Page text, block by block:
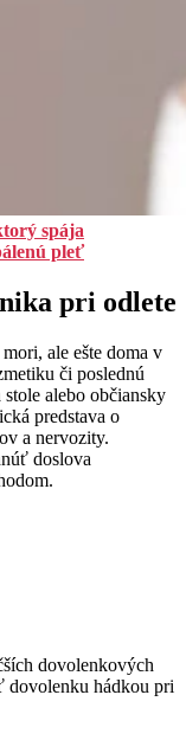
spája
pleť
pri odlete
ale ešte doma v
či poslednú
stole alebo občiansky
predstava o
a nervozity.
doslova
dovolenkových
dovolenku hádkou pri